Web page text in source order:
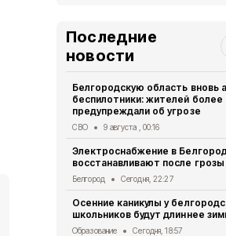
Последние
новости
Белгородскую область вновь
беспилотники: жителей более
предупреждали об угрозе
СВО 9 августа , 00:16
Электроснабжение в
восстанавливают после грозы
Белгород Сегодня, 22:27
Осенние каникулы у
школьников будут длиннее
Образование Сегодня, 18:57